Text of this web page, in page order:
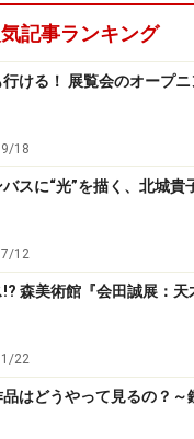
気記事ランキング
ける！ 展覧会のオープ
18
スに“光”を描く、北城貴
12
!? 森美術館『会田誠展：天
22
はどうやって見るの？～